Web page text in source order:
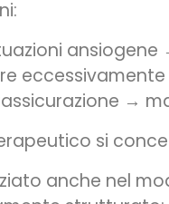
ansiogene
→
si
anche nel